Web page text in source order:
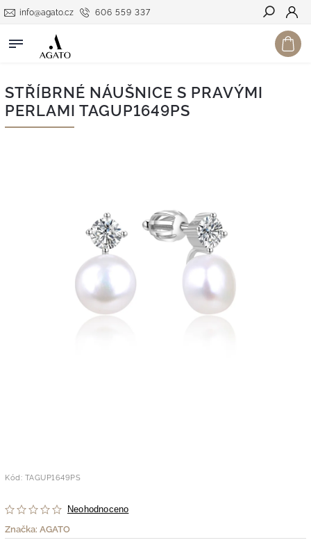
606 559 337
info@agato.cz
Hledat
STŘÍBRNÉ NÁUŠNICE S PRAVÝMI
PERLAMI TAGUP1649PS
Kód: TAGUP1649PS
Neohodnoceno
Značka: AGATO